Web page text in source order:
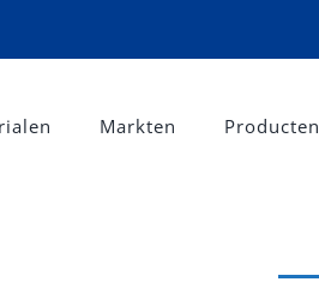
Markten Producten